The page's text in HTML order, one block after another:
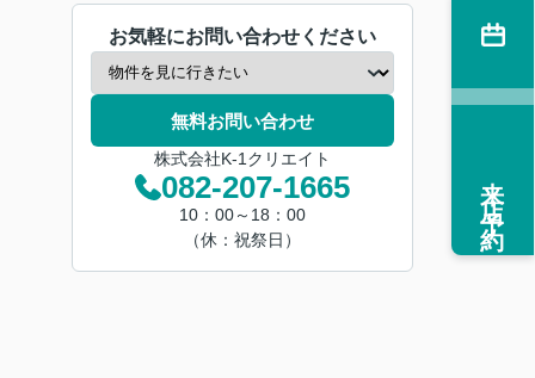
お気軽にお問い合わせください
無料お問い合わせ
株式会社K-1クリエイト
082-207-1665
10：00～18：00
（休：祝祭日）
来店予約